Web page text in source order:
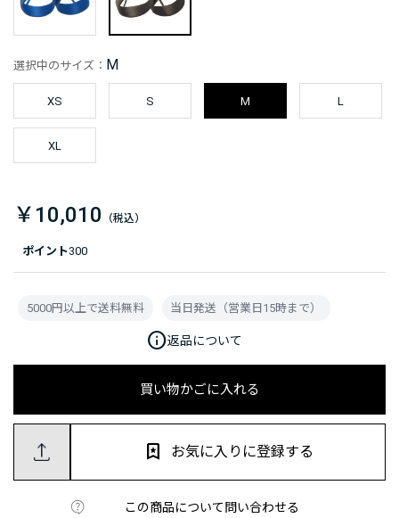
ポイント300
選択中のサイズ： M
XS S M L
XL
￥10,010
買い物かごに入れる
この商品について問い合わせる
お気に入りに登録する
5000円以上で送料無料 当日発送（営業日15時まで）
info返品について